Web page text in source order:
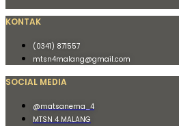
KONTAK
(0341) 871557
mtsn4malang@gmail.com
SOCIAL MEDIA
@matsanema_4
MTSN 4 MALANG